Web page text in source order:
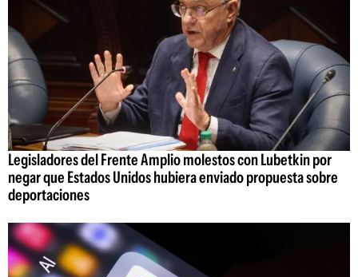
Legisladores del Frente Amplio molestos con Lubetkin por
negar que Estados Unidos hubiera enviado propuesta sobre
deportaciones